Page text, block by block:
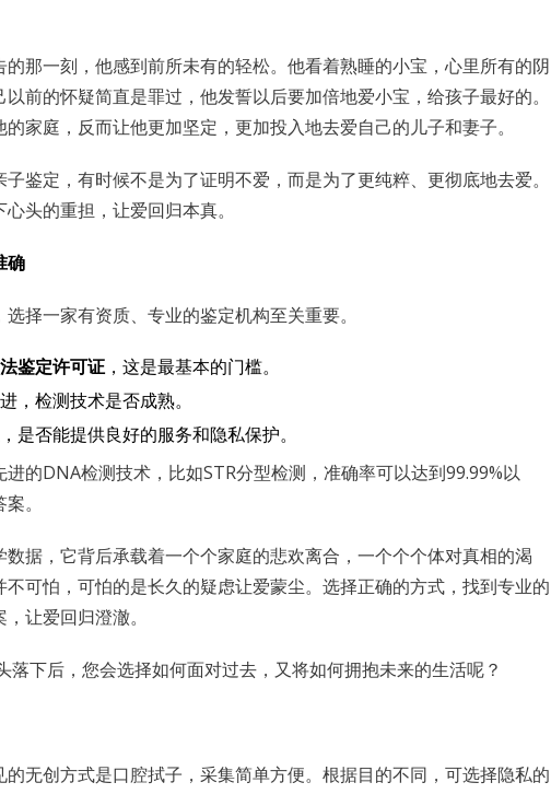
那一刻，他感到前所未有的轻松。他看着熟睡的小宝，心里所有的阴
前的怀疑简直是罪过，他发誓以后要加倍地爱小宝，给孩子最好的。
家庭，反而让他更加坚定，更加投入地去爱自己的儿子和妻子。
鉴定，有时候不是为了证明不爱，而是为了更纯粹、更彻底地去爱。
头的重担，让爱回归本真。
确
择一家有资质、专业的鉴定机构至关重要。
鉴定许可证 ，这是最基本的门槛。
，检测技术是否成熟。
是否能提供良好的服务和隐私保护。
的DNA检测技术，比如STR分型检测，准确率可以达到99.99%以
。
据，它背后承载着一个个家庭的悲欢离合，一个个个体对真相的渴
可怕，可怕的是长久的疑虑让爱蒙尘。选择正确的方式，找到专业的
让爱回归澄澈。
落下后，您会选择如何面对过去，又将如何拥抱未来的生活呢？
无创方式是口腔拭子，采集简单方便。根据目的不同，可选择隐私的